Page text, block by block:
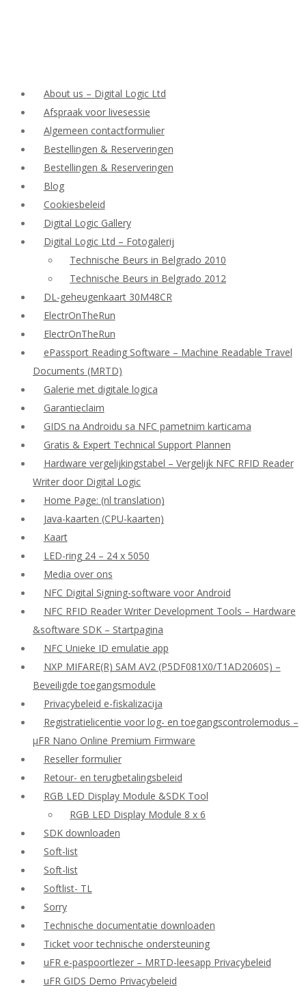
About us – Digital Logic Ltd
Afspraak voor livesessie
Algemeen contactformulier
Bestellingen & Reserveringen
Bestellingen & Reserveringen
Blog
Cookiesbeleid
Digital Logic Gallery
Digital Logic Ltd – Fotogalerij
Technische Beurs in Belgrado 2010
Technische Beurs in Belgrado 2012
DL-geheugenkaart 30M48CR
ElectrOnTheRun
ElectrOnTheRun
ePassport Reading Software – Machine Readable Travel
Documents (MRTD)
Galerie met digitale logica
Garantieclaim
GIDS na Androidu sa NFC pametnim karticama
Gratis & Expert Technical Support Plannen
Hardware vergelijkingstabel – Vergelijk NFC RFID Reader
Writer door Digital Logic
Home Page: (nl translation)
Java-kaarten (CPU-kaarten)
Kaart
LED-ring 24 – 24 x 5050
Media over ons
NFC Digital Signing-software voor Android
NFC RFID Reader Writer Development Tools – Hardware
&software SDK – Startpagina
NFC Unieke ID emulatie app
NXP MIFARE(R) SAM AV2 (P5DF081X0/T1AD2060S) –
Beveiligde toegangsmodule
Privacybeleid e-fiskalizacija
Registratielicentie voor log- en toegangscontrolemodus –
μFR Nano Online Premium Firmware
Reseller formulier
Retour- en terugbetalingsbeleid
RGB LED Display Module &SDK Tool
RGB LED Display Module 8 x 6
SDK downloaden
Soft-list
Soft-list
Softlist- TL
Sorry
Technische documentatie downloaden
Ticket voor technische ondersteuning
uFR e-paspoortlezer – MRTD-leesapp Privacybeleid
uFR GIDS Demo Privacybeleid